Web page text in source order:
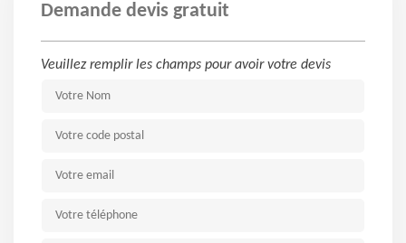
Demande devis gratuit
Veuillez remplir les champs pour avoir votre devis